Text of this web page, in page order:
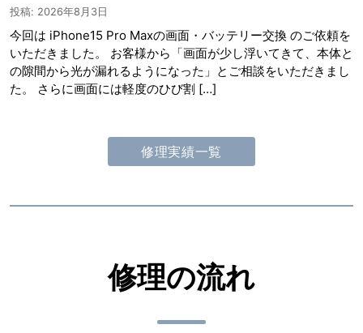
投稿: 2026年8月3日
今回は iPhone15 Pro Maxの画面・バッテリー交換 のご依頼を
いただきました。 お客様から「画面が少し浮いてきて、本体と
の隙間から光が漏れるようになった」とご相談をいただきまし
た。 さらに画面には軽度のひび割 […]
修理実績一覧
修理の流れ